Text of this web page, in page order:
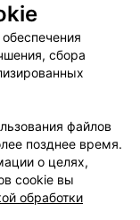
данных
Пользовательского
сбора
файлов
позднее время.
о целях,
cookie вы
обработки